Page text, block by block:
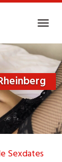
Sexdates